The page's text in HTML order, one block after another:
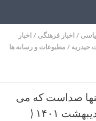
/ اخبار فرهنگی / اخبار
حیدریه / مطبوعات و رسانه ها
صداست که می
ماند روزنامه اعتماد، ۳۰ اردیبهشت ۱۴۰۱ (